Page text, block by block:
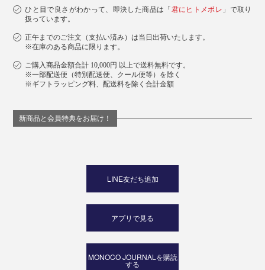
ひと目で良さがわかって、即決した商品は「 君にヒトメボレ 」で取り
扱っています。
正午までのご注文（支払い済み）は当日出荷いたします。
※在庫のある商品に限ります。
ご購入商品金額合計 10,000円 以上で送料無料です。
※一部配送便（特別配送便、クール便等）を除く
※ギフトラッピング料、配送料を除く合計金額
新商品と会員特典をお届け！
LINE友だち追加
アプリで見る
MONOCO JOURNALを購読
する